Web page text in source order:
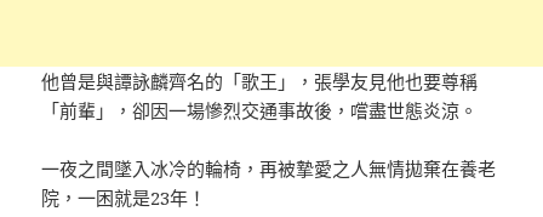
他曾是與譚詠麟齊名的「歌王」，張學友見他也要尊稱
「前輩」，卻因一場慘烈交通事故後，嚐盡世態炎涼。
一夜之間墜入冰冷的輪椅，再被摯愛之人無情拋棄在養老
院，一困就是23年！